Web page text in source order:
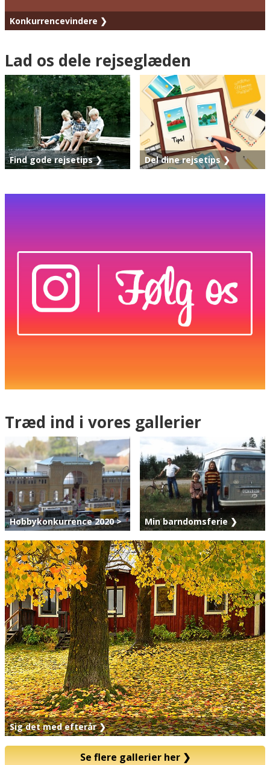
Konkurrencevindere ❯
Lad os dele rejseglæden
Find gode rejsetips ❯ Del dine rejsetips ❯
Træd ind i vores gallerier
Hobbykonkurrence 2020 > Min barndomsferie ❯
Sig det med efterår ❯
Se flere gallerier her❯